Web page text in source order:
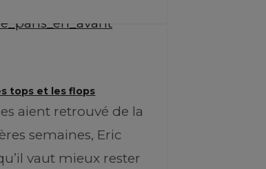
tops et les flops
aient retrouvé de la
semaines, Eric
vaut mieux rester